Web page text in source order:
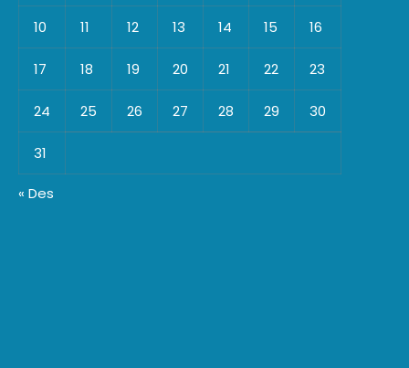
10 11 12 13 14 15 16
17 18 19 20 21 22 23
24 25 26 27 28 29 30
31
« Des